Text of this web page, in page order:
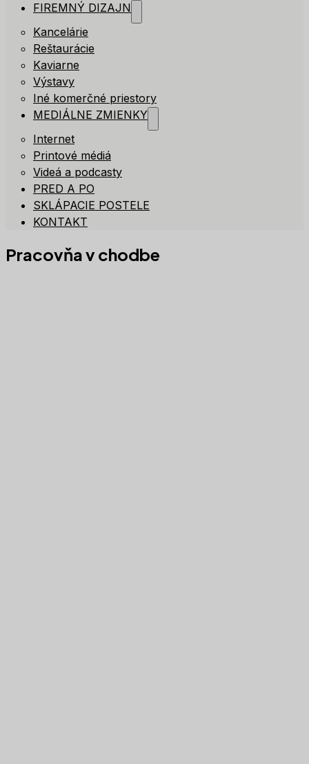
FIREMNÝ DIZAJN
Kancelárie
Reštaurácie
Kaviarne
Výstavy
Iné komerčné priestory
MEDIÁLNE ZMIENKY
Internet
Printové médiá
Videá a podcasty
PRED A PO
SKLÁPACIE POSTELE
KONTAKT
Pracovňa v chodbe